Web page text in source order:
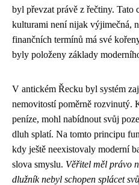
byl převzat právě z řečtiny. Tato
kulturami není nijak výjimečná,
finančních termínů má své
byly položeny základy
V antickém Řecku byl systém
nemovitostí poměrně rozvinutý.
peníze, mohl nabídnout svůj
dluh splatí. Na tomto principu
kdy ještě neexistovaly moderní
slova smyslu. Věřitel měl právo
dlužník nebyl schopen splácet